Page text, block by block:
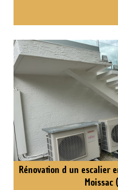
Rénovation d un escalier
Moissac